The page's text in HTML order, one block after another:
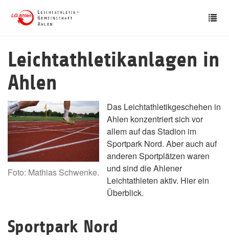
Leichtathletikanlagen in
Ahlen
Foto: Mathias Schwenke.
Das Leichtathletikgeschehen in
Ahlen konzentriert sich vor
allem auf das Stadion im
Sportpark Nord. Aber auch auf
anderen Sportplätzen waren
und sind die Ahlener
Leichtathleten aktiv. Hier ein
Überblick.
Sportpark Nord